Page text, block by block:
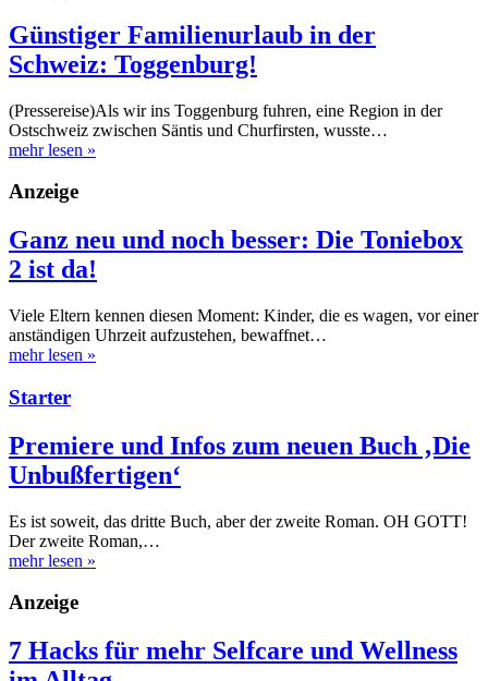
Günstiger Familienurlaub in der
Schweiz: Toggenburg!
(Pressereise)Als wir ins Toggenburg fuhren, eine Region in der
Ostschweiz zwischen Säntis und Churfirsten, wusste…
mehr lesen »
Anzeige
Ganz neu und noch besser: Die Toniebox
2 ist da!
Viele Eltern kennen diesen Moment: Kinder, die es wagen, vor einer
anständigen Uhrzeit aufzustehen, bewaffnet…
mehr lesen »
Starter
Premiere und Infos zum neuen Buch ‚Die
Unbußfertigen‘
Es ist soweit, das dritte Buch, aber der zweite Roman. OH GOTT!
Der zweite Roman,…
mehr lesen »
Anzeige
7 Hacks für mehr Selfcare und Wellness